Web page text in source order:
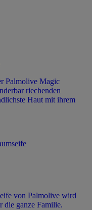
Palmolive Magic
riechenden
Haut mit ihrem
von Palmolive wird
die ganze Familie.